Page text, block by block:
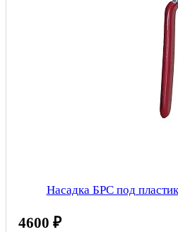
Насадка БРС под
4600 ₽